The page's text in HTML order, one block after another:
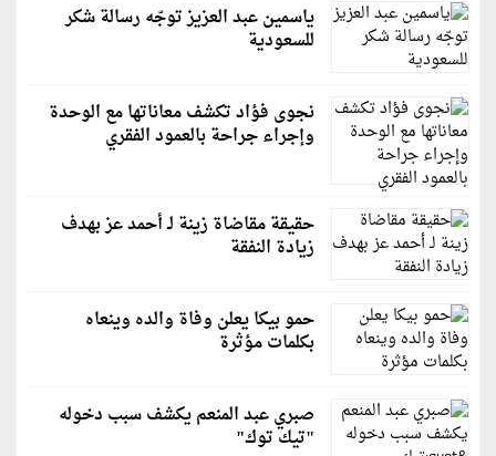
ياسمين عبد العزيز توجّه رسالة شكر
للسعودية
نجوى فؤاد تكشف معاناتها مع الوحدة
وإجراء جراحة بالعمود الفقري
حقيقة مقاضاة زينة لـ أحمد عز بهدف
زيادة النفقة
حمو بيكا يعلن وفاة والده وينعاه
بكلمات مؤثرة
صبري عبد المنعم يكشف سبب دخوله
"تيك توك"